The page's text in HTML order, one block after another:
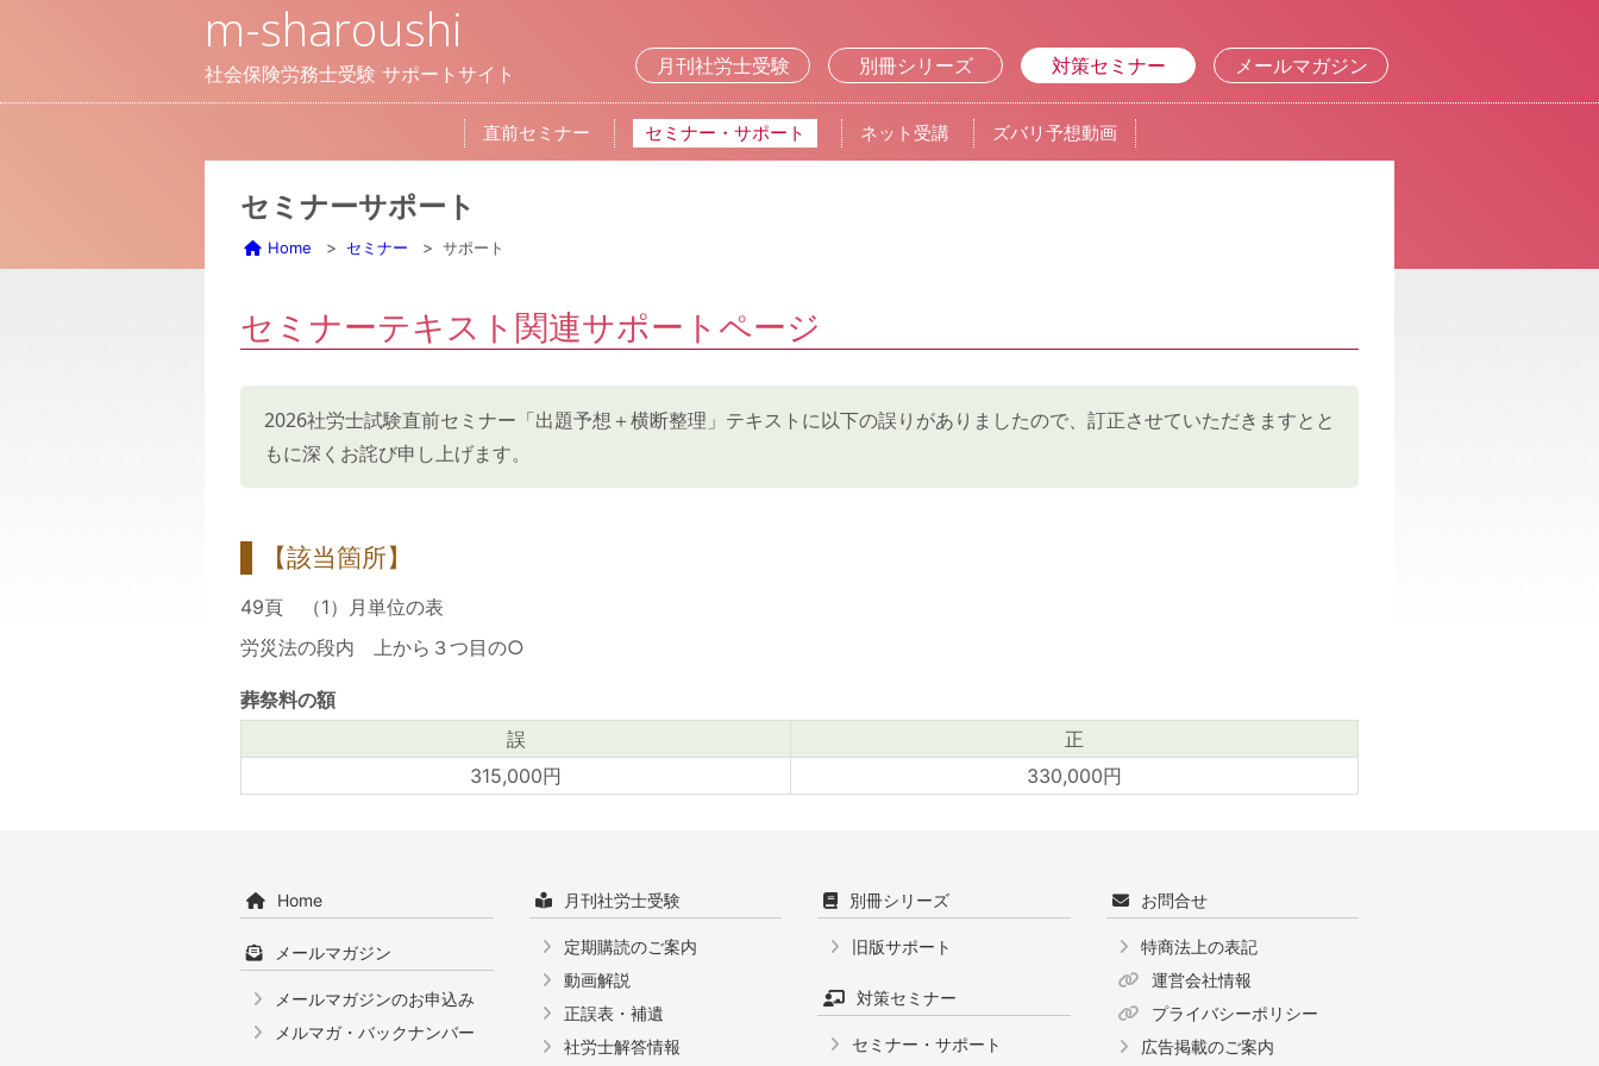
m-sharoushi
社会保険労務士受験 サポートサイト 月刊社労士受験 別冊シリーズ 対策セミナー メールマガジン
直前セミナー セミナー・サポート ネット受講 ズバリ予想動画
セミナーサポート
Home セミナー サポート
セミナーテキスト関連サポートページ
2026社労士試験直前セミナー「出題予想＋横断整理」テキストに以下の誤りがありましたので、訂正させていただきますとと
もに深くお詫び申し上げます。
【該当箇所】
49頁 （1）月単位の表
労災法の段内 上から３つ目の○
葬祭料の額
誤
正
315,000円
330,000円
Home
メールマガジン
メールマガジンのお申込み
メルマガ・バックナンバー
月刊社労士受験
定期購読のご案内
動画解説
正誤表・補遺
社労士解答情報
別冊シリーズ
旧版サポート
対策セミナー
セミナー・サポート
お問合せ
特商法上の表記
運営会社情報
プライバシーポリシー
広告掲載のご案内